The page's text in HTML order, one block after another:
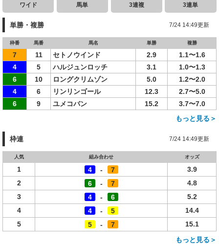
ワイド 馬単 3連複 3連単
単勝・複勝 7/24 14:49更新
枠番 馬番 馬名 単勝 複勝
7 11 セトノウインド 2.9
1.1〜1.6
4
5 ハルジュンロッチ 3.1
1.0〜1.3
6
10 ロングクリムゾン 5.0
1.2〜2.0
4
6 リンリンゴール 12.3
2.7〜5.0
6
9 ユメコバン 15.2
3.7〜7.0
もっと見る＞
枠連 7/24 14:49更新
人気 組み合わせ オッズ
1 4 - 7
3.9
2
6 - 7
4.8
3
4 - 6
5.2
4
4 - 5
14.4
5
5 - 7
15.1
もっと見る＞